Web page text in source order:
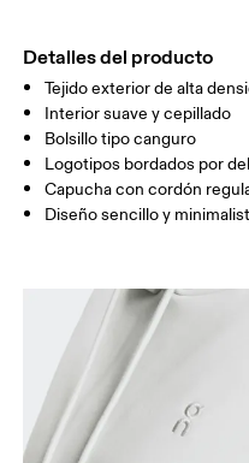
Arrastra en sentido horizontal
Cómo medirse
Detalles del producto
Tejido exterior de alta
Interior suave y cepillado
Bolsillo tipo canguro
Logotipos bordados por
Capucha con cordón
Diseño sencillo y